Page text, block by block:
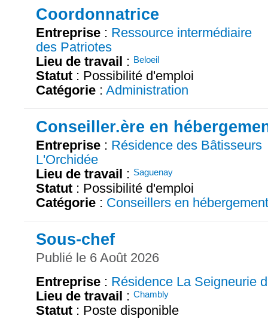
Coordonnatrice
Entreprise : Ressource intermédiaire
des Patriotes
Lieu de travail : Beloeil
Statut : Possibilité d'emploi
Catégorie : Administration
Conseiller.ère en
Entreprise : Résidence des Bâtisseurs
L'Orchidée
Lieu de travail : Saguenay
Statut : Possibilité d'emploi
Catégorie : Conseillers en hébergement
Sous-chef
Publié le 6 Août 2026
Entreprise : Résidence La Seigneurie
Lieu de travail : Chambly
Statut : Poste disponible